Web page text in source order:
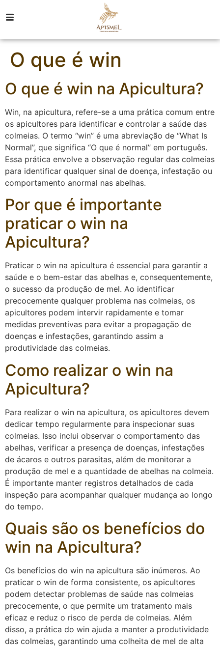
O que é win
O que é win na Apicultura?
Win, na apicultura, refere-se a uma prática comum entre
os apicultores para identificar e controlar a saúde das
colmeias. O termo “win” é uma abreviação de “What Is
Normal”, que significa “O que é normal” em português.
Essa prática envolve a observação regular das colmeias
para identificar qualquer sinal de doença, infestação ou
comportamento anormal nas abelhas.
Por que é importante
praticar o win na
Apicultura?
Praticar o win na apicultura é essencial para garantir a
saúde e o bem-estar das abelhas e, consequentemente,
o sucesso da produção de mel. Ao identificar
precocemente qualquer problema nas colmeias, os
apicultores podem intervir rapidamente e tomar
medidas preventivas para evitar a propagação de
doenças e infestações, garantindo assim a
produtividade das colmeias.
Como realizar o win na
Apicultura?
Para realizar o win na apicultura, os apicultores devem
dedicar tempo regularmente para inspecionar suas
colmeias. Isso inclui observar o comportamento das
abelhas, verificar a presença de doenças, infestações
de ácaros e outros parasitas, além de monitorar a
produção de mel e a quantidade de abelhas na colmeia.
É importante manter registros detalhados de cada
inspeção para acompanhar qualquer mudança ao longo
do tempo.
Quais são os benefícios do
win na Apicultura?
Os benefícios do win na apicultura são inúmeros. Ao
praticar o win de forma consistente, os apicultores
podem detectar problemas de saúde nas colmeias
precocemente, o que permite um tratamento mais
eficaz e reduz o risco de perda de colmeias. Além
disso, a prática do win ajuda a manter a produtividade
das colmeias, garantindo uma colheita de mel de alta